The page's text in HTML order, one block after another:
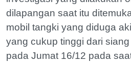
dilapangan saat itu
mobil tangki yang diduga
yang cukup tinggi dari
pada Jumat 16/12 pada